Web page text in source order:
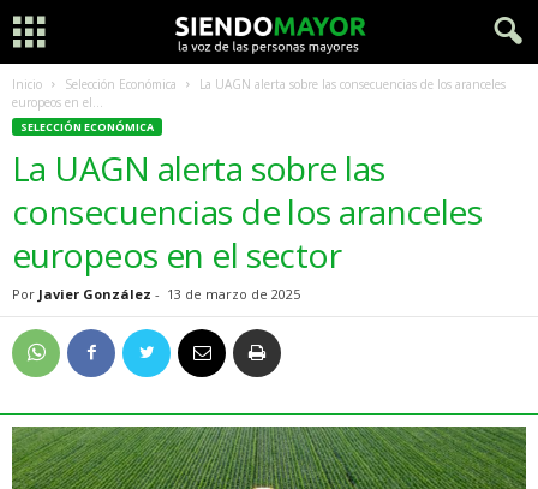
Inicio Selección Económica
La UAGN alerta sobre las consecuencias de los aranceles
europeos en el...
SELECCIÓN ECONÓMICA
La UAGN alerta sobre las
consecuencias de los aranceles
europeos en el sector
Por Javier González - 13 de marzo de 2025